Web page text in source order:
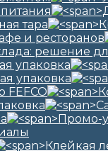
тара
и ресторанов
решение
упаковка
упаковка
FEFCO